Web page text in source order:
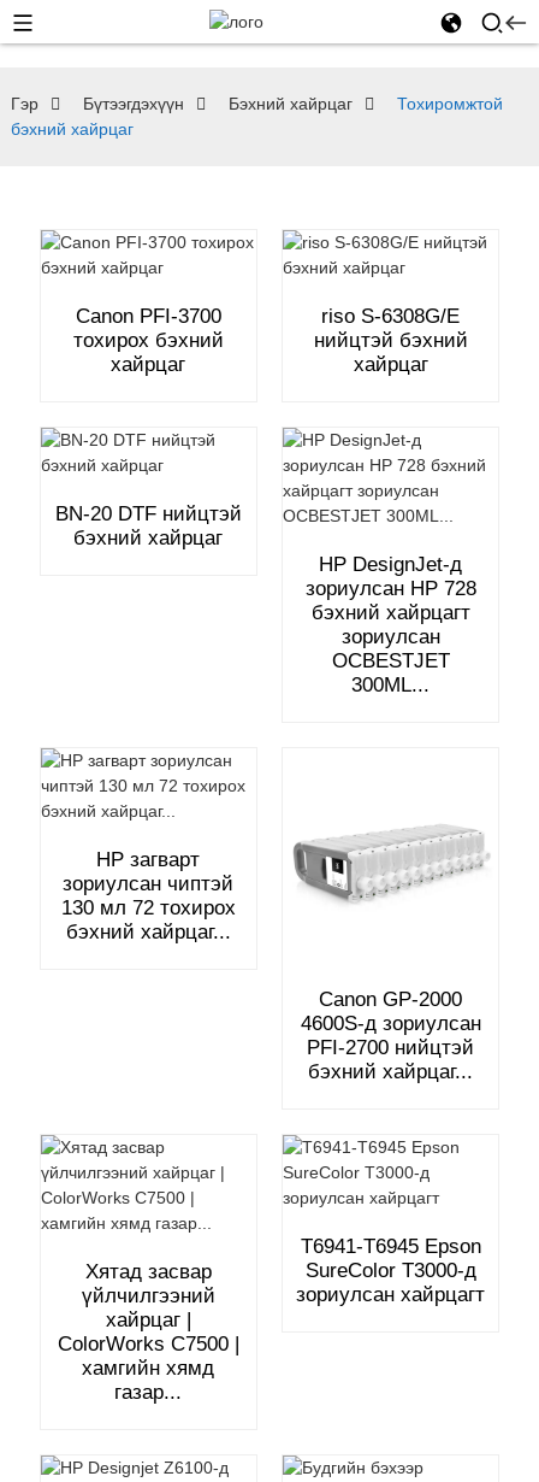
Гэр Бүтээгдэхүүн Бэхний хайрцаг
Тохиромжтой
бэхний хайрцаг
Canon PFI-3700
тохирох бэхний
хайрцаг
riso S-6308G/E
нийцтэй бэхний
хайрцаг
BN-20 DTF нийцтэй
бэхний хайрцаг
HP DesignJet-д
зориулсан HP 728
бэхний хайрцагт
зориулсан
OCBESTJET
300ML...
HP загварт
зориулсан чиптэй
130 мл 72 тохирох
бэхний хайрцаг...
Canon GP-2000
4600S-д зориулсан
PFI-2700 нийцтэй
бэхний хайрцаг...
Хятад засвар
үйлчилгээний
хайрцаг |
ColorWorks C7500 |
хамгийн хямд
газар...
T6941-T6945 Epson
SureColor T3000-д
зориулсан хайрцагт